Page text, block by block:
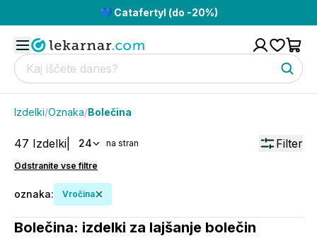
💙 Catafertyl (do -20%)
Izdelki/Oznaka/Bolečina
47 Izdelki 24 na stran Filter
Odstranite vse filtre
oznaka: Vročina
Bolečina: izdelki za lajšanje bolečin